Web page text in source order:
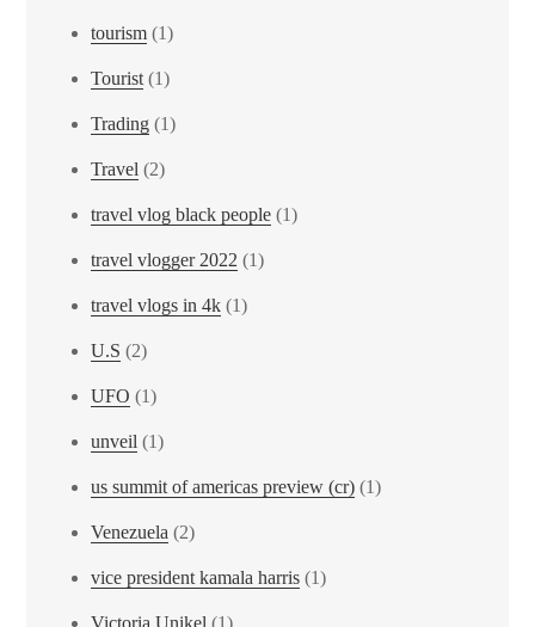
tourism (1)
Tourist(1)
Trading (1)
Travel (2)
travel vlog black people (1)
travel vlogger 2022 (1)
travel vlogs in 4k (1)
U.S (2)
UFO (1)
unveil (1)
us summit of americas preview (cr) (1)
Venezuela (2)
vice president kamala harris (1)